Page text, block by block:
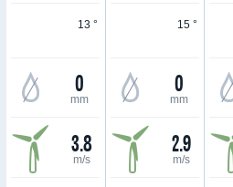
13 °
0
mm
3.8
m/s
15 °
0
mm
2.9
m/s